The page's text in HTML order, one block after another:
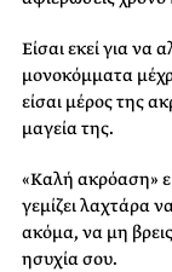
Είσαι εκεί για να
μονοκόμματα
είσαι μέρος της
μαγεία της.
«Καλή ακρόαση»
γεμίζει λαχτάρα
ακόμα, να μη
ησυχία σου.